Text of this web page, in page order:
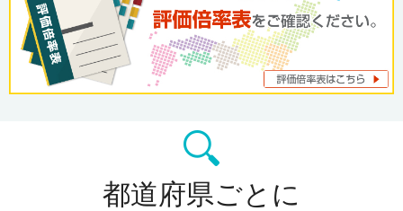
都道府県ごとに